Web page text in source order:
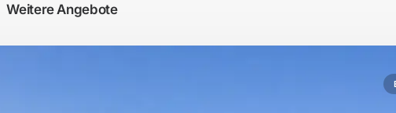
Weitere Angebote